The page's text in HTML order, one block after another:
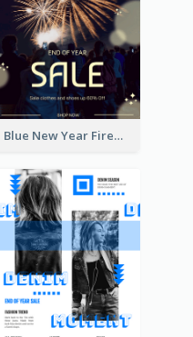
Blue New Year Firework Photo Sale Poster